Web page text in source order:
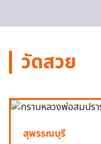
วัดสวย
สุพรรณบุรี